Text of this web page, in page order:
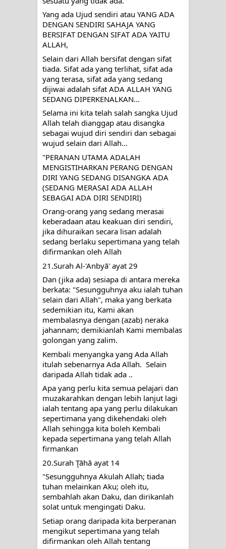
Yang ada Ujud sendiri atau YANG ADA
DENGAN SENDIRI SAHAJA YANG
BERSIFAT DENGAN SIFAT ADA YAITU
ALLAH,
Selain dari Allah bersifat dengan sifat
tiada. Sifat ada yang terlihat, sifat ada
yang terasa, sifat ada yang sedang
dijiwai adalah sifat ADA ALLAH YANG
SEDANG DIPERKENALKAN...
Selama ini kita telah salah sangka Ujud
Allah telah dianggap atau disangka
sebagai wujud diri sendiri dan sebagai
wujud selain dari Allah...
"PERANAN UTAMA ADALAH
MENGISTIHARKAN PERANG DENGAN
DIRI YANG SEDANG DISANGKA ADA
(SEDANG MERASAI ADA ALLAH
SEBAGAI ADA DIRI SENDIRI)
Orang-orang yang sedang merasai
keberadaan atau keakuan diri sendiri,
jika dihuraikan secara lisan adalah
sedang berlaku sepertimana yang telah
difirmankan oleh Allah
21.Surah Al-'Anbyā' ayat 29
Dan (jika ada) sesiapa di antara mereka
berkata: "Sesungguhnya aku ialah tuhan
selain dari Allah", maka yang berkata
sedemikian itu, Kami akan
membalasnya dengan (azab) neraka
jahannam; demikianlah Kami membalas
golongan yang zalim.
Kembali menyangka yang Ada Allah
itulah sebenarnya Ada Allah.  Selain
daripada Allah tidak ada ..
Apa yang perlu kita semua pelajari dan
muzakarahkan dengan lebih lanjut lagi
ialah tentang apa yang perlu dilakukan
sepertimana yang dikehendaki oleh
Allah sehingga kita boleh Kembali
kepada sepertimana yang telah Allah
firmankan
20.Surah Ţāhā ayat 14
"Sesungguhnya Akulah Allah; tiada
tuhan melainkan Aku; oleh itu,
sembahlah akan Daku, dan dirikanlah
solat untuk mengingati Daku.
Setiap orang daripada kita berperanan
mengikut sepertimana yang telah
difirmankan oleh Allah tentang